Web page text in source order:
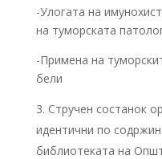
-Улогата на
на туморската
-Примена на
бели
Стручен состанок
идентични по
библиотеката на